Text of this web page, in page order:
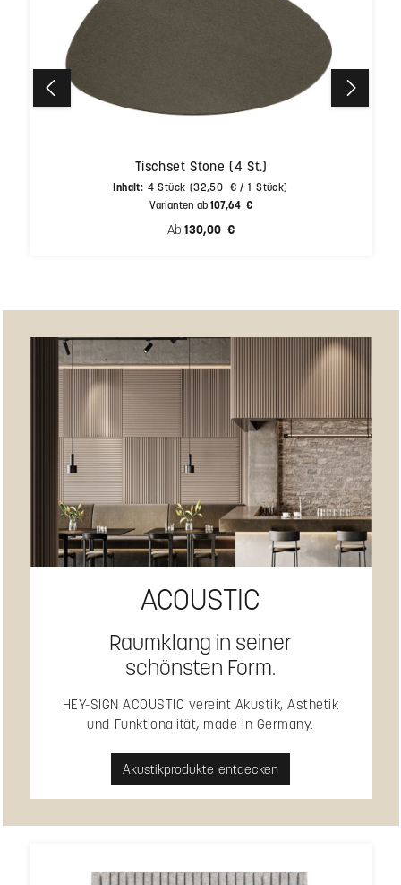
Tischset Stone (4 St.)
Inhalt: 4 Stück (32,50 € / 1 Stück)
Varianten ab107,64 €
Regulärer Preis:
Ab 130,00 €
ACOUSTIC
Raumklang in seiner
schönsten Form.
HEY-SIGN ACOUSTIC vereint Akustik, Ästhetik
und Funktionalität, made in Germany.
Akustikprodukte entdecken